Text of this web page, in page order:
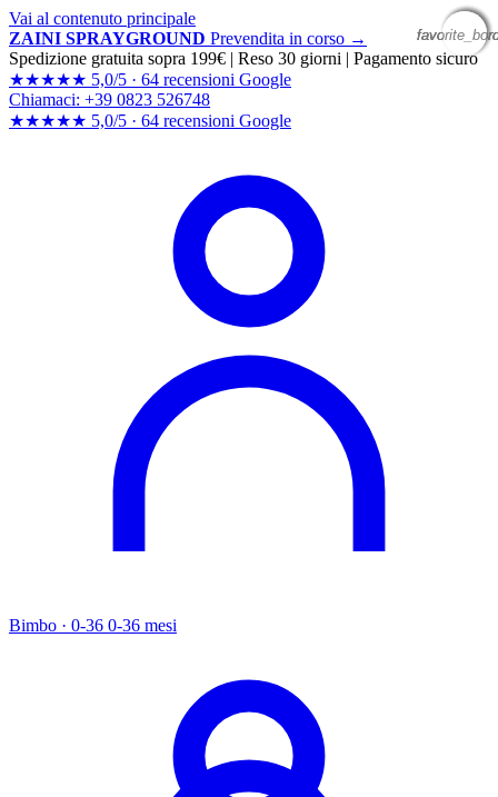
Vai al contenuto principale
ZAINI SPRAYGROUND Prevendita in corso →
Spedizione gratuita sopra 199€ | Reso 30 giorni | Pagamento sicuro
★★★★★ 5,0/5 · 64 recensioni Google
Chiamaci: +39 0823 526748
★★★★★ 5,0/5 · 64 recensioni Google
Bimbo · 0-36 0-36 mesi